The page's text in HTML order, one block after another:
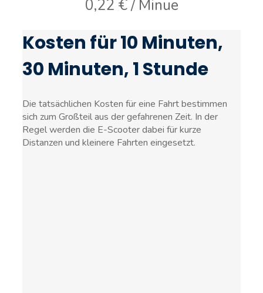
0,22 € / Minue
Kosten für 10 Minuten,
30 Minuten, 1 Stunde
Die tatsächlichen Kosten für eine Fahrt bestimmen
sich zum Großteil aus der gefahrenen Zeit. In der
Regel werden die E-Scooter dabei für kurze
Distanzen und kleinere Fahrten eingesetzt.